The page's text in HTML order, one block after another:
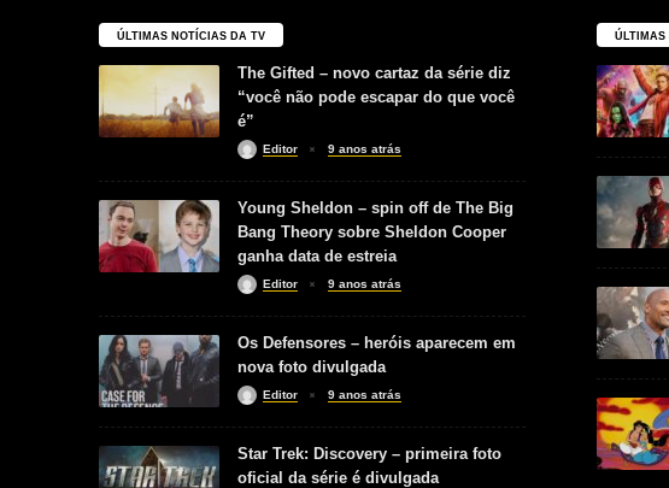
ÚLTIMAS NOTÍCIAS DA TV
The Gifted – novo cartaz da série diz
“você não pode escapar do que você
é”
Editor 9 anos atrás
Young Sheldon – spin off de The Big
Bang Theory sobre Sheldon Cooper
ganha data de estreia
Editor 9 anos atrás
Os Defensores – heróis aparecem em
nova foto divulgada
Editor 9 anos atrás
Star Trek: Discovery – primeira foto
oficial da série é divulgada
ÚLTIMAS